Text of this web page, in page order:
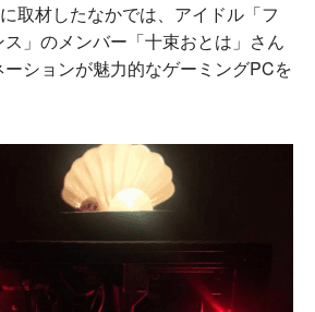
取材したなかでは、アイドル「フ
」のメンバー「十束おとは」さん
ションが魅力的なゲーミングPCを